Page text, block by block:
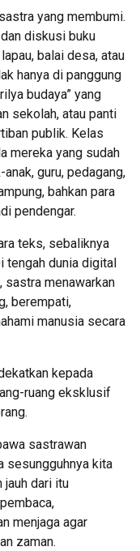
yang membumi.
diskusi buku
balai desa, atau
hanya di panggung
budaya” yang
sekolah, atau panti
publik. Kelas
mereka yang sudah
guru, pedagang,
bahkan para
pendengar.
teks, sebaliknya
tengah dunia digital
sastra menawarkan
berempati,
manusia secara
kepada
ruang eksklusif
sastrawan
sesungguhnya kita
jauh dari itu
menjaga agar
zaman.